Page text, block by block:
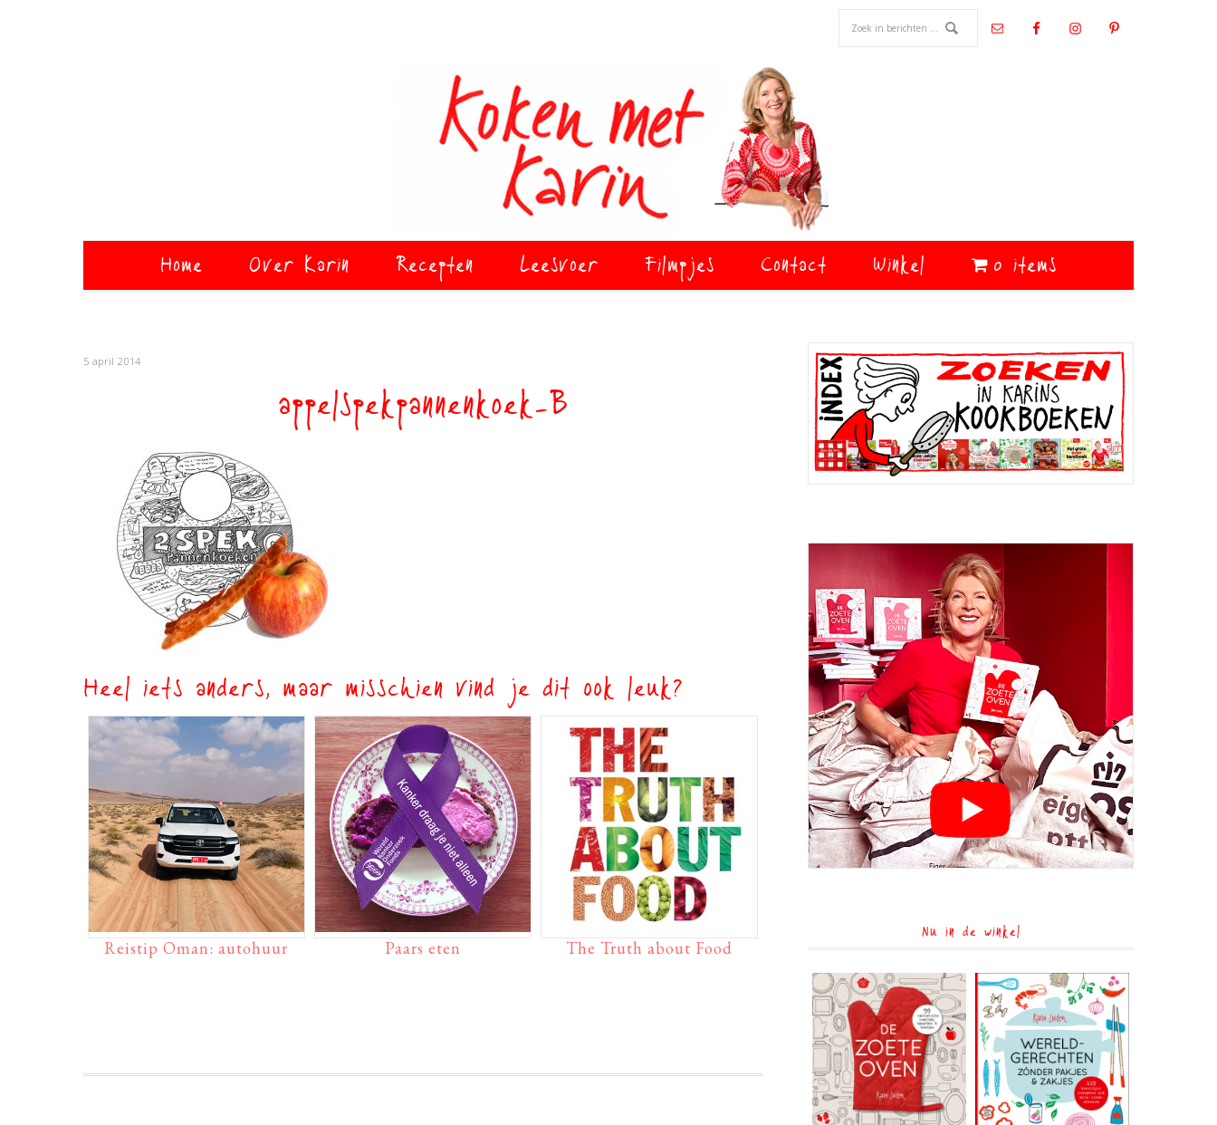
Home Over Karin Recepten Leesvoer Filmpjes Contact Winkel 0 items
5 april 2014
appelspekpannenkoek-B
Heel iets anders, maar misschien vind je dit ook leuk?
Reistip Oman: autohuur Paars eten The Truth about Food
Primaire
Sidebar
Nu in de winkel